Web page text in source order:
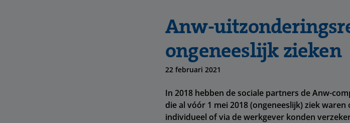
Anw-
ongeneeslijk zieken
22 februari 2021
In 2018 hebben de sociale partners de Anw-
die al vóór 1 mei 2018 (ongeneeslijk) ziek
individueel of via de werkgever konden